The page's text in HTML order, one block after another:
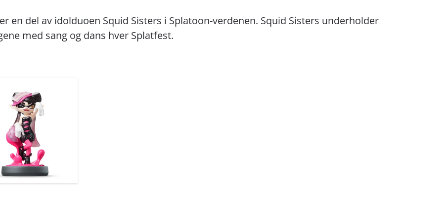
en del av idolduoen Squid Sisters i Splatoon-verdenen. Squid Sisters underholder
med sang og dans hver Splatfest.